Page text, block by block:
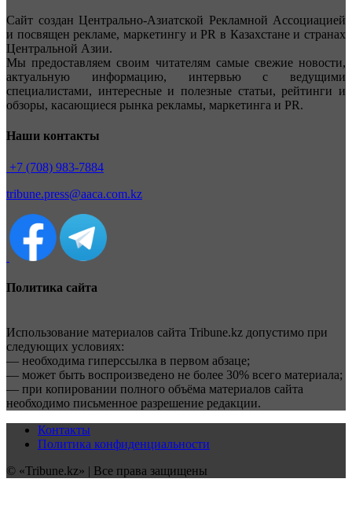
Сайт создан Центрально-Азиатской Рекламной Ассоциацией
и посвящен рекламе, маркетингу и PR в Казахстане и странах
Центральной Азии.
Мы предоставляем своим читателям самые свежие новости,
актуальную информацию, интервью с ведущими
специалистами, интересные и полезные статьи, рейтинги и
обзоры, касающиеся рынка рекламы, маркетинга и PR.
Наши контакты
+7 (708) 983-7884
tribune.press@aaca.com.kz
Политика сайта
Использование материалов сайта Tribune.kz допустимо при
следующих условиях:
— необходима гиперссылка в первом абзаце;
— может быть воспроизведено не более 30% всего материала;
— при копировании полного объёма материалов сайта
необходимо письменное разрешение редакции.
Контакты
Политика конфиденциальности
© «Tribune.kz» | Все права защищены